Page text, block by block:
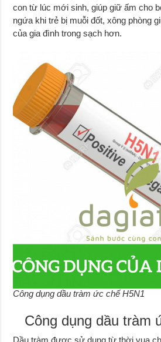
con từ lúc mới sinh, giúp giữ ấm cho
ngứa khi trẻ bị muỗi đốt, xông phòng
của gia đình trong sạch hơn.
Công dụng dầu tràm ức chế H5N1
Công dụng dầu tràm
Dầu tràm được sử dụng từ thời vua